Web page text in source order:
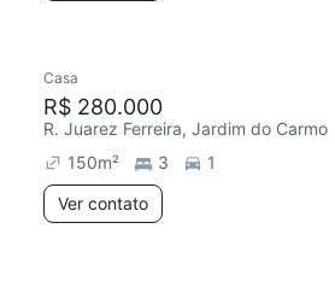
Casa
R$ 280.000
R. Juarez Ferreira, Jardim do Carmo
150m² 3
1
Ver contato